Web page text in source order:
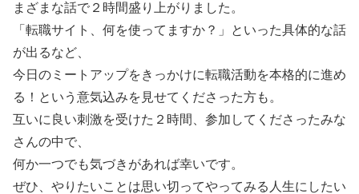
まざまな話で２時間盛り上がりました。
「転職サイト、何を使ってますか？」といった具体的な話
が出るなど、
今日のミートアップをきっかけに転職活動を本格的に進め
る！という意気込みを見せてくださった方も。
互いに良い刺激を受けた２時間、参加してくださったみな
さんの中で、
何か一つでも気づきがあれば幸いです。
ぜひ、やりたいことは思い切ってやってみる人生にしたい